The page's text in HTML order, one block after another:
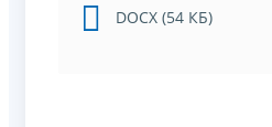
DOCX (54 КБ)